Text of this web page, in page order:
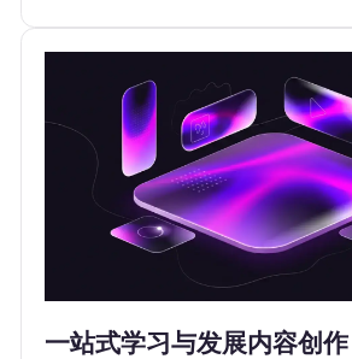
一站式学习与发展内容创